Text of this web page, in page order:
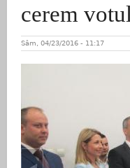
cerem
Sâm, 04/23/2016 - 11:17